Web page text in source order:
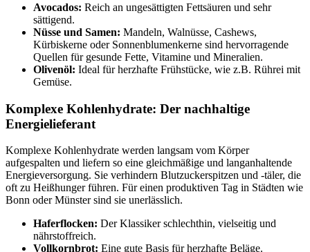
Avocados: Reich an ungesättigten Fettsäuren und sehr
sättigend.
Nüsse und Samen: Mandeln, Walnüsse, Cashews,
Kürbiskerne oder Sonnenblumenkerne sind hervorragende
Quellen für gesunde Fette, Vitamine und Mineralien.
Olivenöl: Ideal für herzhafte Frühstücke, wie z.B. Rührei mit
Gemüse.
Komplexe Kohlenhydrate: Der nachhaltige
Energielieferant
Komplexe Kohlenhydrate werden langsam vom Körper
aufgespalten und liefern so eine gleichmäßige und langanhaltende
Energieversorgung. Sie verhindern Blutzuckerspitzen und -täler, die
oft zu Heißhunger führen. Für einen produktiven Tag in Städten wie
Bonn oder Münster sind sie unerlässlich.
Haferflocken: Der Klassiker schlechthin, vielseitig und
nährstoffreich.
Vollkornbrot: Eine gute Basis für herzhafte Beläge.